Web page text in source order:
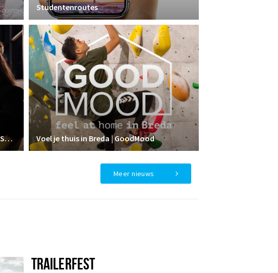
Studentenroutes
Verzilver je punten in de Breda Student Shop Voel je thuis in Breda | GoodMood
Meer nieuws
TRAILERFEST